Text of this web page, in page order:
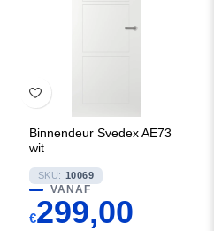
Binnendeur Svedex AE73
wit
SKU: 10069
VANAF
€299,00